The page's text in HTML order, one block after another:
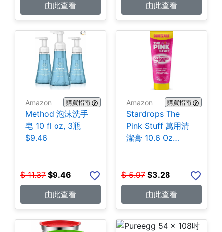
由此查看
由此查看
Amazon 購買指南
Method 泡沫洗手
皂 10 fl oz, 3瓶
$9.46
$ 11.37 $9.46
由此查看
Amazon 購買指南
Stardrops The
Pink Stuff 萬用清
潔膏 10.6 Oz
$ 5.97 $3.28
由此查看